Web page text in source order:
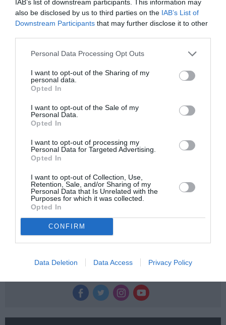
IAB’s list of downstream participants. This information may
also be disclosed by us to third parties on the IAB’s List of
Downstream Participants that may further disclose it to other
Personal Data Processing Opt Outs
I want to opt-out of the Sharing of my
personal data.
Opted In
I want to opt-out of the Sale of my
Personal Data.
Opted In
I want to opt-out of processing my
Personal Data for Targeted Advertising.
Opted In
I want to opt-out of Collection, Use,
Retention, Sale, and/or Sharing of my
Personal Data that Is Unrelated with the
Purposes for which it was collected.
Opted In
CONFIRM
Data Deletion Data Access Privacy Policy
Ακολουθήστε το Culturenow.gr στο Google Newsκαι
Δείτε όλα τατελευταία νέαγια την Τέχνη και τον
Νέοι Διαγωνισμοί
Tags
ΕΛΛΗΝΕΣ ΣΥΓΓΡΑΦΕΙΣ
ΘΟΔΩΡΟΣ ΑΓΓΕΛΟΠΟΥΛΟΣ
Newsletter
Κάθε βδομάδα στο e-mail σας τα τελευταία νέα για
την Τέχνη και τον Πολιτισμό!